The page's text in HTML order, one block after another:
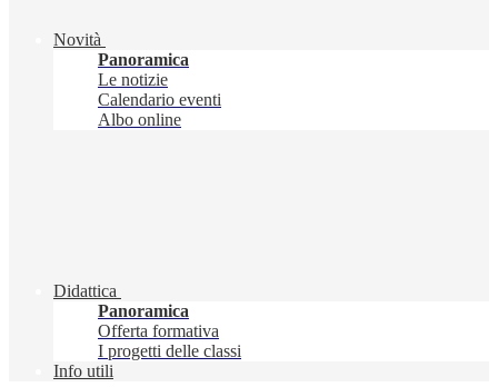
Novità
Panoramica
Le notizie
Calendario eventi
Albo online
Didattica
Panoramica
Offerta formativa
I progetti delle classi
Info utili